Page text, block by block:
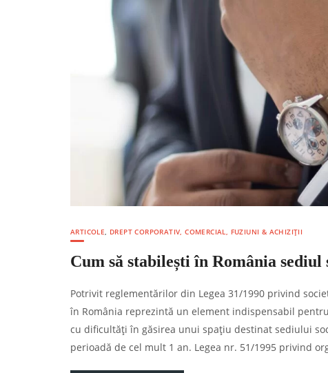
ARTICOLE DREPT CORPORATIV, COMERCIAL, FUZIUNI & ACHIZIȚII
Cum să stabilești în România
Potrivit reglementărilor din Legea 31/1990 privind
în România reprezintă un element indispensabil
cu dificultăți în găsirea unui spațiu destinat sediului
perioadă de cel mult 1 an. Legea nr. 51/1995 privind